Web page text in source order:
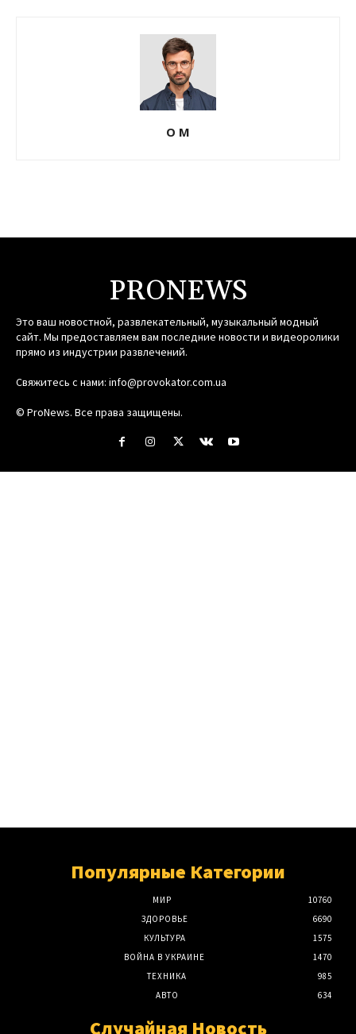
О М
PRONEWS
Это ваш новостной, развлекательный, музыкальный модный
сайт. Мы предоставляем вам последние новости и видеоролики
прямо из индустрии развлечений.
Свяжитесь с нами: info@provokator.com.ua
© ProNews. Все права защищены.
Популярные Категории
МИР
10760
ЗДОРОВЬЕ
6690
КУЛЬТУРА
1575
ВОЙНА В УКРАИНЕ
1470
ТЕХНИКА
985
АВТО
634
Случайная Новость